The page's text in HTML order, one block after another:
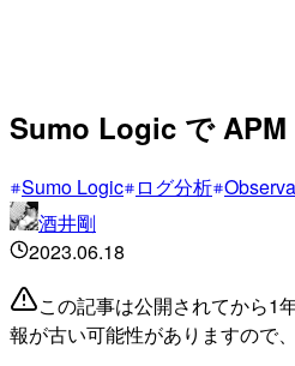
Sumo Logic で APM
Sumo Logic ログ分析
酒井剛
2023.06.18
この記事は公開されてから1
報が古い可能性がありますので